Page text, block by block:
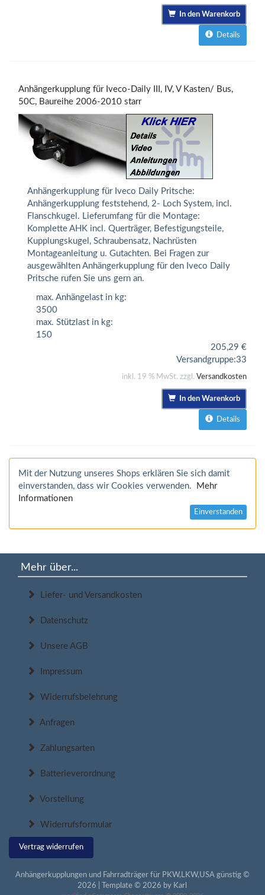
In den Warenkorb
Details
Anhängerkupplung für Iveco-Daily III, IV, V Kasten/ Bus,
50C, Baureihe 2006-2010 starr
Anhängerkupplung für Iveco Daily Pritsche:
Anhängerkupplung feststehend, 2- Loch System, incl.
Flanschkugel. Lieferumfang für die Montage:
Komplette AHK incl. Querträger, Befestigungsteile,
Kupplungskugel, Schraubensatz, Nachrüsten
Montageanleitung u. Gutachten. Bei Fragen zur
ausgewählten Anhängerkupplung für den Iveco Daily
Pritsche rufen Sie uns gern an.
max. Anhängelast in kg:
3500
max. Stützlast in kg:
150
205,29 €
Versandgruppe:33
inkl. 19 % MwSt. zzgl. Versandkosten
In den Warenkorb
Details
Mit der Nutzung unseres Shops erklären Sie sich damit
einverstanden, dass wir Cookies verwenden.
Mehr
Informationen
Einverstanden
Mehr über...
Liefer- und Versandkosten
Datenschutz
Unsere AGB
Impressum
Widerrufsbelehrung
Anfragen
Zahlungsarten
Batterieverordnung
Vorstellung
Widerrufsformular
Vertrag widerrufen
Anhängerkupplungen und Fahrradträger für PKW,LKW,USA günstig ©
2026 | Template © 2026 by Karl